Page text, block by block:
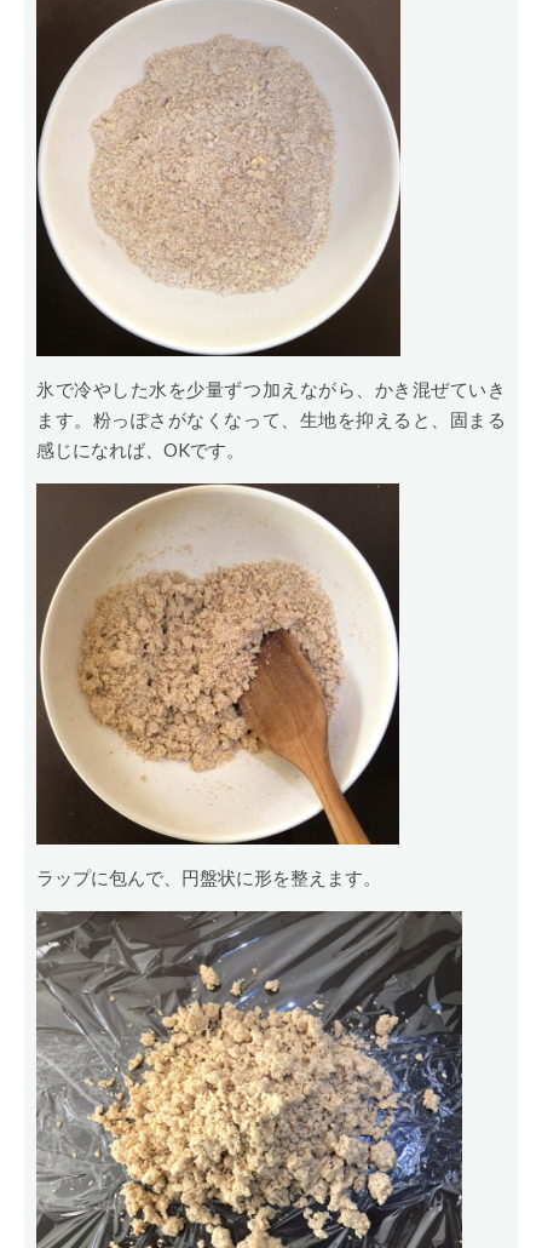
氷で冷やした水を少量ずつ加えながら、かき混ぜていき
ます。粉っぽさがなくなって、生地を抑えると、固まる
感じになれば、OKです。
ラップに包んで、円盤状に形を整えます。